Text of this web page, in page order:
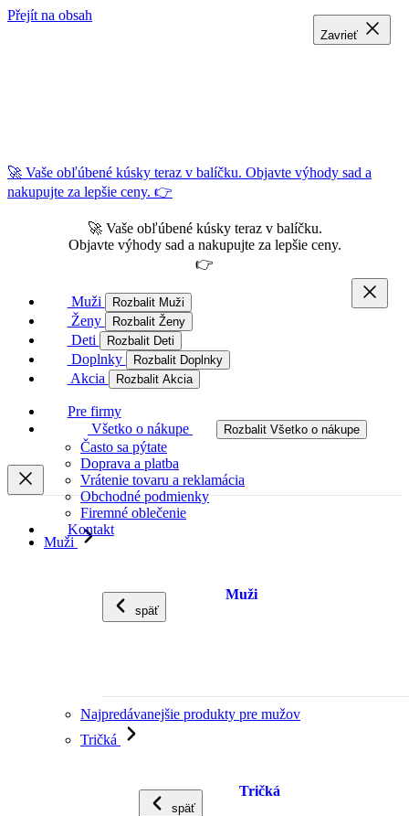
Přejít na obsah
🚀 Vaše obľúbené kúsky teraz v balíčku. Objavte výhody sad a
nakupujte za lepšie ceny. 👉
🚀 Vaše obľúbené kúsky teraz v balíčku.
Objavte výhody sad a nakupujte za lepšie ceny.
👉
Muži Rozbalit Muži
Ženy Rozbalit Ženy
Deti Rozbalit Deti
Doplnky Rozbalit Doplnky
Akcia Rozbalit Akcia
Pre firmy
Všetko o nákupe
Rozbalit Všetko o nákupe
Často sa pýtate
Doprava a platba
Vrátenie tovaru a reklamácia
Obchodné podmienky
Firemné oblečenie
Kontakt
Muži
späť
Muži
Najpredávanejšie produkty pre mužov
Tričká
späť
Tričká
Zavrieť
Zavrieť
Zavrieť